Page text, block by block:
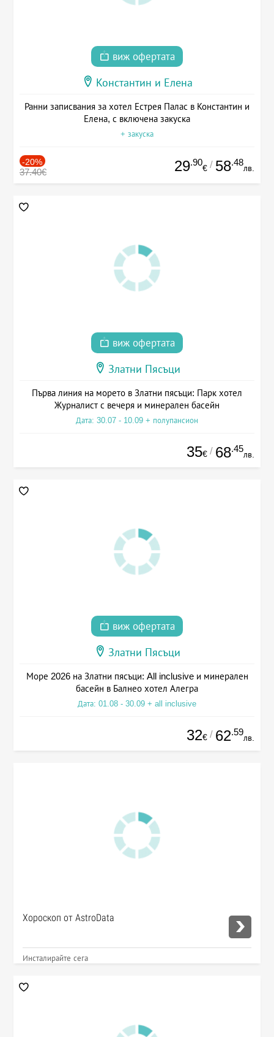
виж офертата
Константин и Елена
Ранни записвания за хотел Естрея Палас в Константин и
Елена, с включена закуска
+ закуска
-20%
37.40€ 29.90
€ / 58.48
лв.
виж офертата
Златни Пясъци
Първа линия на морето в Златни пясъци: Парк хотел
Журналист с вечеря и минерален басейн
Дата: 30.07 - 10.09 + полупансион
35€ / 68.45
лв.
виж офертата
Златни Пясъци
Море 2026 на Златни пясъци: All inclusive и минерален
басейн в Балнео хотел Алегра
Дата: 01.08 - 30.09 + all inclusive
32€ / 62.59
лв.
Хороскоп от AstroData
Инсталирайте сега